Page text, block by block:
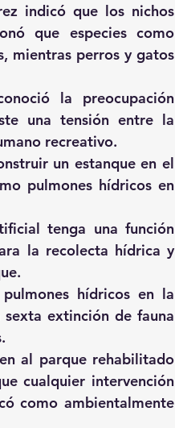
indicó que los nichos
que especies como
mientras perros y gatos
la preocupación
una tensión entre la
recreativo.
un estanque en el
pulmones hídricos en
tenga una función
la recolecta hídrica y
hídricos en la
extinción de fauna
al parque rehabilitado
cualquier intervención
como ambientalmente